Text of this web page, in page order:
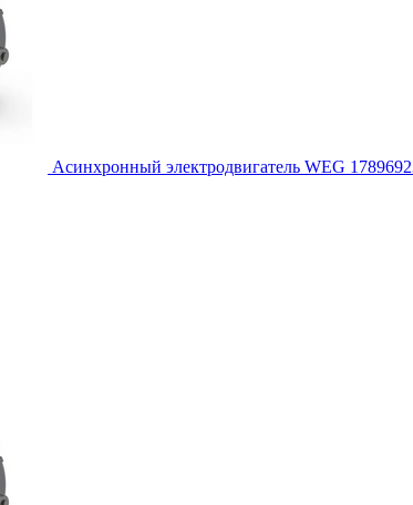
Асинхронный электродвигатель WEG